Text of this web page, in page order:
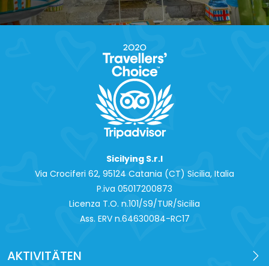
Sicilying S.r.l
Via Crociferi 62, 95124 Catania (CT) Sicilia, Italia
P.iva 0‍5017200873
Licenza T.O. n.101/S9/TUR/Sicilia
Ass. ERV n.64630084-RC17
AKTIVITÄTEN